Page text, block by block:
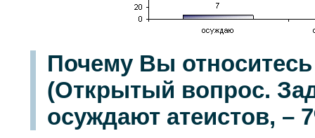
Почему Вы
(Открытый вопрос.
осуждают атеистов, –